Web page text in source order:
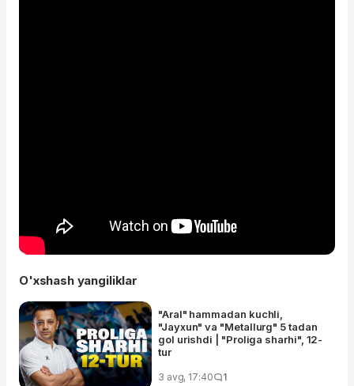
O'xshash yangiliklar
"Aral" hammadan kuchli,
"Jayxun" va "Metallurg" 5 tadan
gol urishdi | "Proliga sharhi", 12-
tur
3 avg, 17:40 1